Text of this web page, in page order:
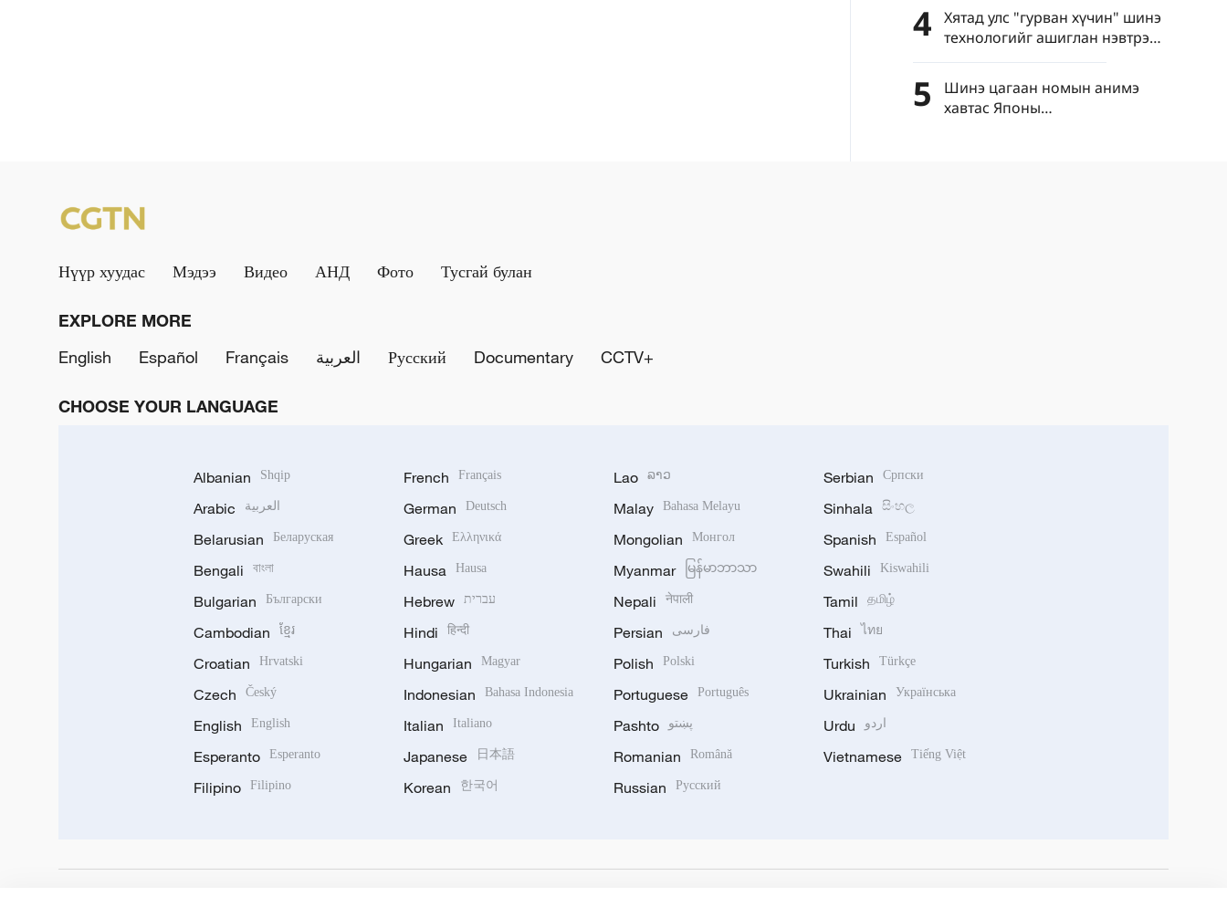
4
Хятад улс "гурван хүчин" шинэ
технологийг ашиглан нэвтрэн
тархахаас сэргийлэхийг
уриалав
5
Шинэ цагаан номын анимэ
хавтас Японы
Нүүр хуудас Мэдээ Видео АНД Фото Тусгай булан
EXPLORE MORE
English
Español Français العربية Русский Documentary CCTV+
CHOOSE YOUR LANGUAGE
Albanian Shqip
Arabic العربية
Belarusian Беларуская
Bengali বাংলা
Bulgarian Български
Cambodian ខ្មែរ
Croatian Hrvatski
Czech Český
English English
Esperanto Esperanto
Filipino Filipino
French Français
German Deutsch
Greek Ελληνικά
Hausa Hausa
Hebrew עברית
Hindi हिन्दी
Hungarian Magyar
Indonesian Bahasa Indonesia
Italian Italiano
Japanese 日本語
Korean 한국어
Lao ລາວ
Malay Bahasa Melayu
Mongolian Монгол
Myanmar မြန်မာဘာသာ
Nepali नेपाली
Persian فارسی
Polish Polski
Portuguese Português
Pashto پښتو
Romanian Română
Russian Русский
Serbian Српски
Sinhala සිංහල
Spanish Español
Swahili Kiswahili
Tamil தமிழ்
Thai ไทย
Turkish Türkçe
Ukrainian Українська
Urdu اردو
Vietnamese Tiếng Việt